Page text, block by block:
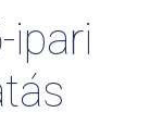
ipari